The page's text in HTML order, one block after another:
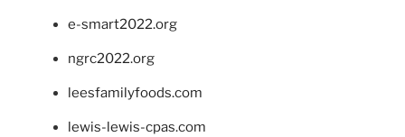
e-smart2022.org
ngrc2022.org
leesfamilyfoods.com
lewis-lewis-cpas.com